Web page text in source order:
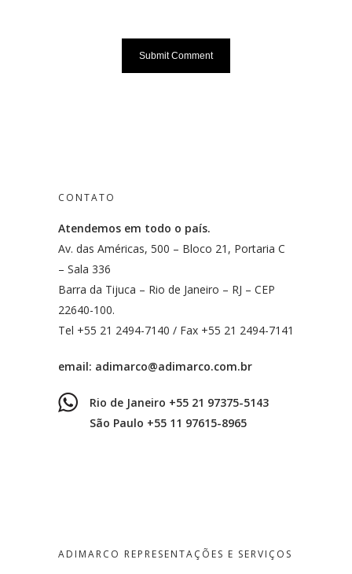
CONTATO
Atendemos em todo o país.
Av. das Américas, 500 – Bloco 21, Portaria C
– Sala 336
Barra da Tijuca – Rio de Janeiro – RJ – CEP
22640-100.
Tel +55 21 2494-7140 / Fax +55 21 2494-7141
email: adimarco@adimarco.com.br
Rio de Janeiro +55 21 97375-5143
São Paulo +55 11 97615-8965
ADIMARCO REPRESENTAÇÕES E SERVIÇOS